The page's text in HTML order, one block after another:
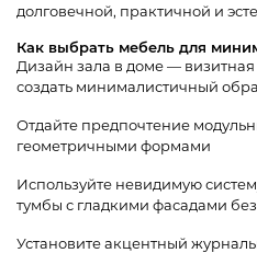
долговечной, практичной и
Как выбрать мебель для
Дизайн зала в доме —
создать минималистичный
Отдайте предпочтение
геометричными формами
Используйте невидимую
тумбы с гладкими фасадами
Установите акцентный